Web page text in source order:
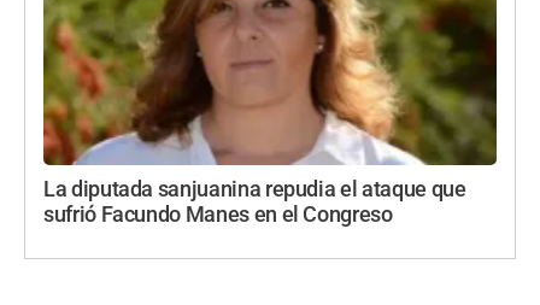
La diputada sanjuanina repudia el ataque que
sufrió Facundo Manes en el Congreso